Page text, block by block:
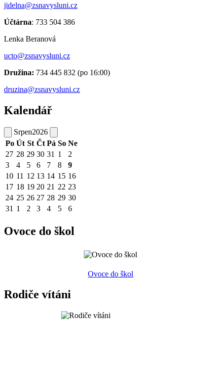
jidelna@zsnavysluni.cz
Účtárna: 733 504 386
Lenka Beranová
ucto@zsnavysluni.cz
Družina: 734 445 832 (po 16:00)
druzina@zsnavysluni.cz
Kalendář
Srpen2026
Po Út St Čt Pá So Ne
27 28 29 30 31 1
2
3
4 5 6 7 8
9
10 11 12 13 14 15 16
17 18 19 20 21 22 23
24 25 26 27 28 29 30
31 1 2 3 4 5 6
Ovoce do škol
Ovoce do škol
Rodiče vítáni